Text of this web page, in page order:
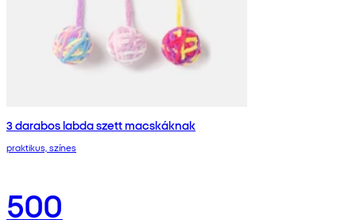
3 darabos labda szett macskáknak
praktikus, színes
500